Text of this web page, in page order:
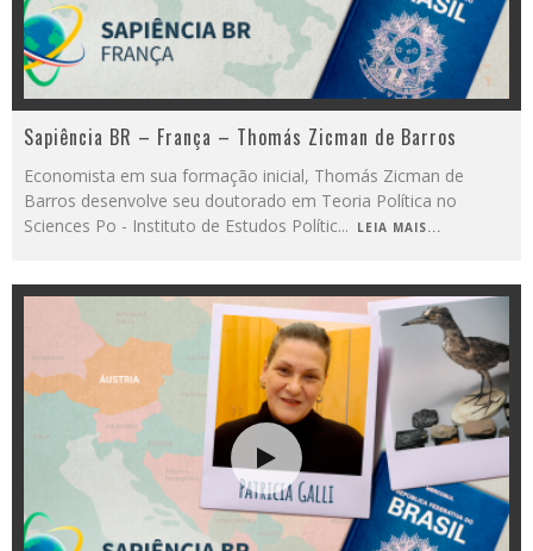
Sapiência BR – França – Thomás Zicman de Barros
Economista em sua formação inicial, Thomás Zicman de
Barros desenvolve seu doutorado em Teoria Política no
Sciences Po - Instituto de Estudos Polític... LEIA MAIS...